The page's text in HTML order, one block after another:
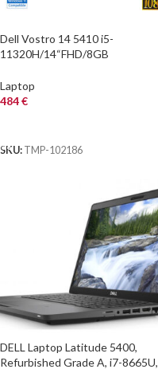
Dell Vostro 14 5410 i5-
11320H/14“FHD/8GB
ODD/Camera/10P Grade A
Refurbished L
Laptop
484€
SKU: TMP-102186
DELL Laptop Latitude 5400,
Refurbished Grade A, i7-8665U,